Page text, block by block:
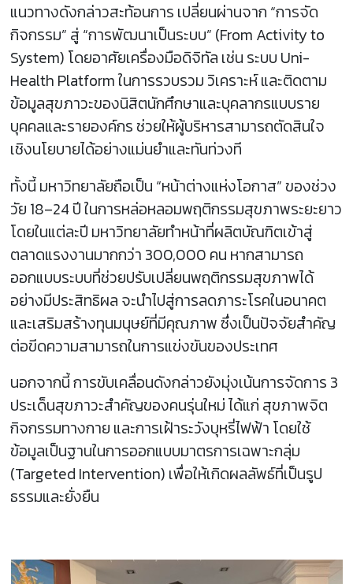
แนวทางดังกล่าวสะท้อนการ เปลี่ยนผ่านจาก “การจัด
กิจกรรม” สู่ “การพัฒนาเป็นระบบ” (From Activity to
System) โดยอาศัยเครื่องมือดิจิทัล เช่น ระบบ Uni-
Health Platform ในการรวบรวม วิเคราะห์ และติดตาม
ข้อมูลสุขภาวะของนิสิตนักศึกษาและบุคลากรแบบราย
บุคคลและรายองค์กร ช่วยให้ผู้บริหารสามารถตัดสินใจ
เชิงนโยบายได้อย่างแม่นยำและทันท่วงที
ทั้งนี้ มหาวิทยาลัยถือเป็น “หน้าต่างแห่งโอกาส” ของช่วง
วัย 18–24 ปี ในการหล่อหลอมพฤติกรรมสุขภาพระยะยาว
โดยในแต่ละปี มหาวิทยาลัยทำหน้าที่ผลิตบัณฑิตเข้าสู่
ตลาดแรงงานมากกว่า 300,000 คน หากสามารถ
ออกแบบระบบที่ช่วยปรับเปลี่ยนพฤติกรรมสุขภาพได้
อย่างมีประสิทธิผล จะนำไปสู่การลดภาระโรคในอนาคต
และเสริมสร้างทุนมนุษย์ที่มีคุณภาพ ซึ่งเป็นปัจจัยสำคัญ
ต่อขีดความสามารถในการแข่งขันของประเทศ
นอกจากนี้ การขับเคลื่อนดังกล่าวยังมุ่งเน้นการจัดการ 3
ประเด็นสุขภาวะสำคัญของคนรุ่นใหม่ ได้แก่ สุขภาพจิต
กิจกรรมทางกาย และการเฝ้าระวังบุหรี่ไฟฟ้า โดยใช้
ข้อมูลเป็นฐานในการออกแบบมาตรการเฉพาะกลุ่ม
(Targeted Intervention) เพื่อให้เกิดผลลัพธ์ที่เป็นรูป
ธรรมและยั่งยืน